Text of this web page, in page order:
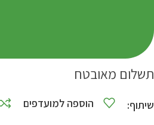
תשלום מאובטח
שיתוף: הוספה למועדפים